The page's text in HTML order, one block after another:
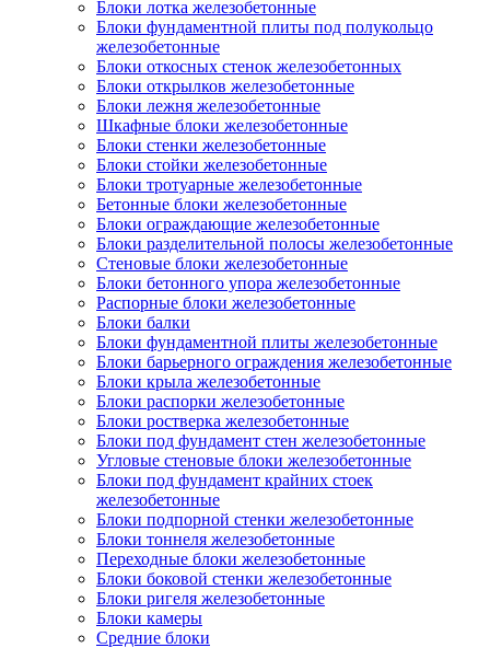
Блоки лотка железобетонные
Блоки фундаментной плиты под полукольцо
железобетонные
Блоки откосных стенок железобетонных
Блоки открылков железобетонные
Блоки лежня железобетонные
Шкафные блоки железобетонные
Блоки стенки железобетонные
Блоки стойки железобетонные
Блоки тротуарные железобетонные
Бетонные блоки железобетонные
Блоки ограждающие железобетонные
Блоки разделительной полосы железобетонные
Стеновые блоки железобетонные
Блоки бетонного упора железобетонные
Распорные блоки железобетонные
Блоки балки
Блоки фундаментной плиты железобетонные
Блоки барьерного ограждения железобетонные
Блоки крыла железобетонные
Блоки распорки железобетонные
Блоки ростверка железобетонные
Блоки под фундамент стен железобетонные
Угловые стеновые блоки железобетонные
Блоки под фундамент крайних стоек
железобетонные
Блоки подпорной стенки железобетонные
Блоки тоннеля железобетонные
Переходные блоки железобетонные
Блоки боковой стенки железобетонные
Блоки ригеля железобетонные
Блоки камеры
Средние блоки